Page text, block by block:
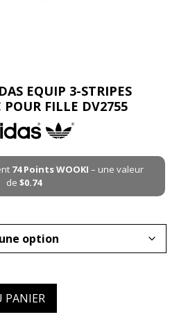
EQUIP 3-STRIPES
FILLE DV2755
74Points WOOKI – une valeur
de $0.74
PANIER